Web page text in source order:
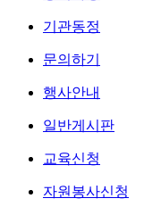
기관동정
문의하기
행사안내
일반게시판
교육신청
자원봉사신청